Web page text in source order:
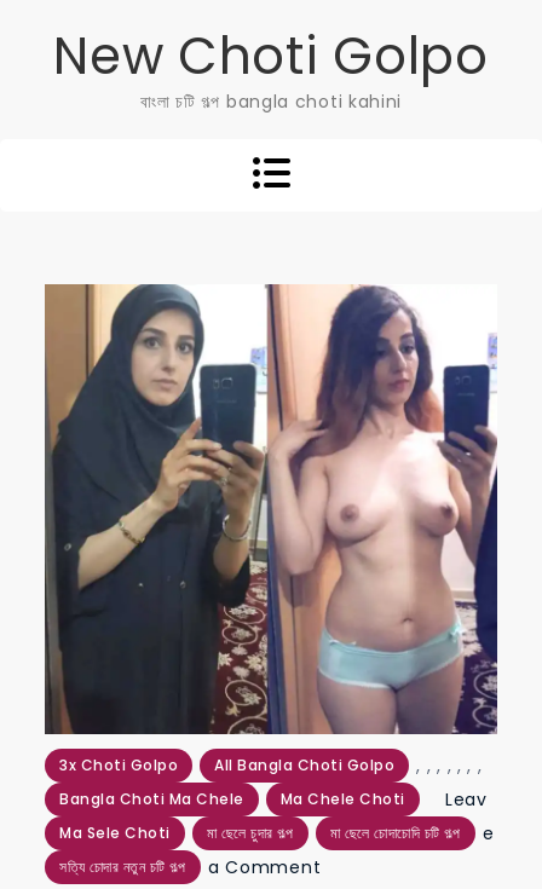
New Choti Golpo
বাংলা চটি গল্প bangla choti kahini
3x Choti Golpo ,
All Bangla Choti Golpo ,
Bangla Choti Ma Chele
,
Ma Chele Choti
,
Ma Sele Choti
,
মা ছেলে চুদার গল্প
,
মা ছেলে চোদাচোদি চটি গল্প
,
সত্যি চোদার নতুন চটি গল্প
Leav
e
a Comment